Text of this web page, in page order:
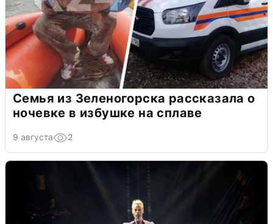
Семья из Зеленогорска рассказала о
ночевке в избушке на сплаве
9 августа 2